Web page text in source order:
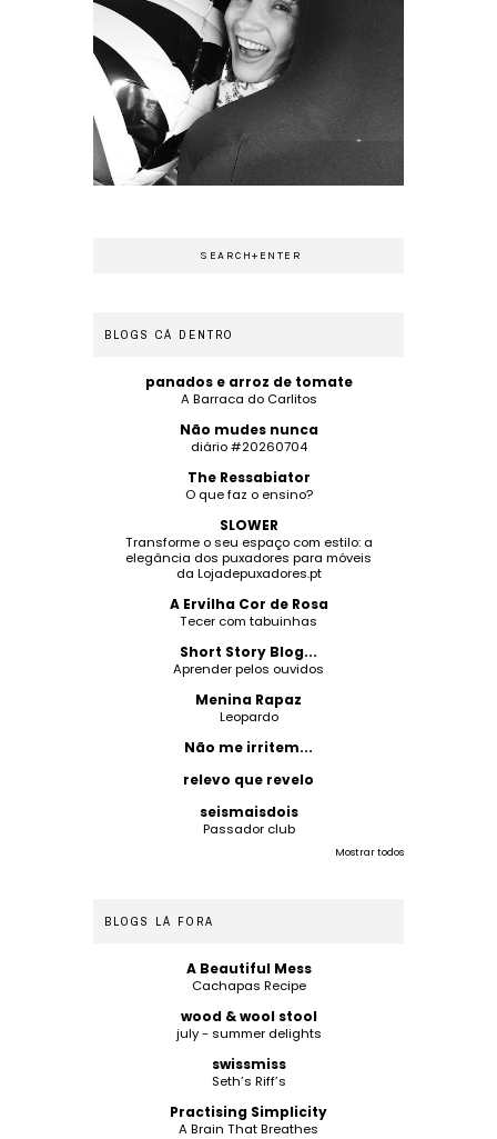
BLOGS CÁ DENTRO
panados e arroz de tomate
A Barraca do Carlitos
Não mudes nunca
diário #20260704
The Ressabiator
O que faz o ensino?
SLOWER
Transforme o seu espaço com estilo: a
elegância dos puxadores para móveis
da Lojadepuxadores.pt
A Ervilha Cor de Rosa
Tecer com tabuinhas
Short Story Blog...
Aprender pelos ouvidos
Menina Rapaz
Leopardo
Não me irritem...
relevo que revelo
seismaisdois
Passador club
Mostrar todos
BLOGS LÁ FORA
A Beautiful Mess
Cachapas Recipe
wood & wool stool
july - summer delights
swissmiss
Seth’s Riff’s
Practising Simplicity
A Brain That Breathes